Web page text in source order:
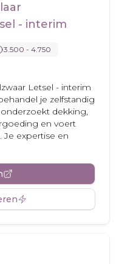
- interim
3.500 - 4.750
Letsel - interim
je zelfstandig
dekking,
en voert
expertise en